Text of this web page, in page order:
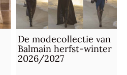
De modecollectie van
Balmain herfst-winter
2026/2027